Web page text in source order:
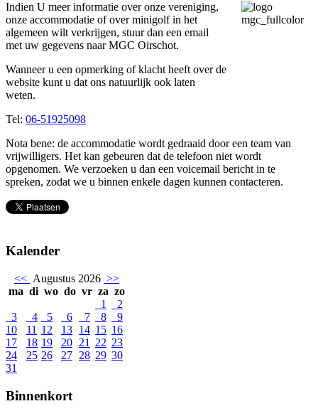
Indien U meer informatie over onze vereniging,
onze accommodatie of over minigolf in het
algemeen wilt verkrijgen, stuur dan een email
met uw gegevens naar MGC Oirschot.
Wanneer u een opmerking of klacht heeft over de
website kunt u dat ons natuurlijk ook laten
weten.
Tel: 06-51925098
Nota bene: de accommodatie wordt gedraaid door een team van
vrijwilligers. Het kan gebeuren dat de telefoon niet wordt
opgenomen. We verzoeken u dan een voicemail bericht in te
spreken, zodat we u binnen enkele dagen kunnen contacteren.
Kalender
<< Augustus 2026 >>
ma di wo do vr za zo
1
2
3
4 5 6 7 8
9
10
11 12 13 14 15 16
17
18 19 20 21 22 23
24
25 26 27 28 29 30
31
Binnenkort